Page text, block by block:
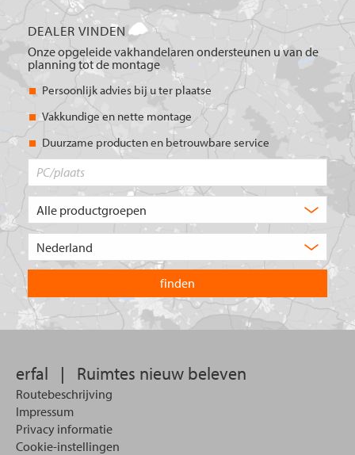
DEALER VINDEN
Onze opgeleide vakhandelaren ondersteunen u van de
planning tot de montage
Persoonlijk advies bij u ter plaatse
Vakkundige en nette montage
Duurzame producten en betrouwbare service
product
u?
land
waarin
u
wilt
zoeken.
erfal | Ruimtes nieuw beleven
Routebeschrijving
Impressum
Privacy informatie
Cookie-instellingen